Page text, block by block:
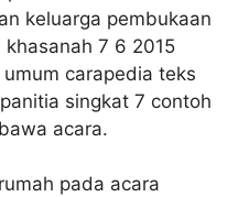
keluarga pembukaan
7 6 2015
carapedia teks
singkat 7 contoh
acara.
pada acara